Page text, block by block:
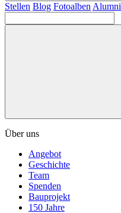
Stellen Blog Fotoalben Alumni
Über uns
Angebot
Geschichte
Team
Spenden
Bauprojekt
150 Jahre